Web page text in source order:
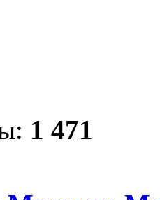
1 471